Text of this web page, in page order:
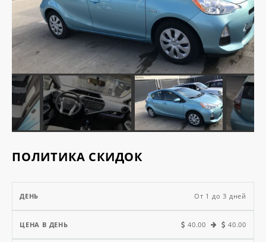
ПОЛИТИКА СКИДОК
День
в
день
Экономия
От 1 до 3 дней
40.00 40.00